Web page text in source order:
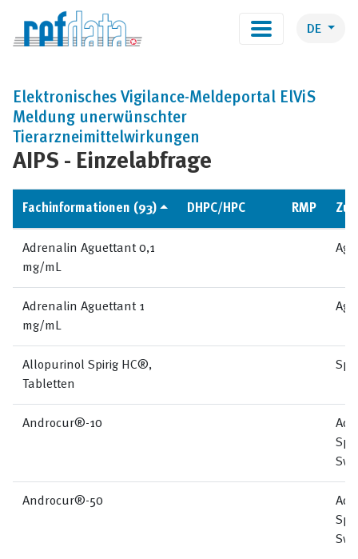
DE
AIPS - Einzelabfrage
Elektronisches Vigilance-Meldeportal ElViS
Meldung unerwünschter
Tierarzneimittelwirkungen
Fachinformationen (93) DHPC/HPC RMP
Adrenalin Aguettant 0,1
mg/mL
Adrenalin Aguettant 1
mg/mL
Allopurinol Spirig HC®,
Tabletten
Androcur®-10
Androcur®-50